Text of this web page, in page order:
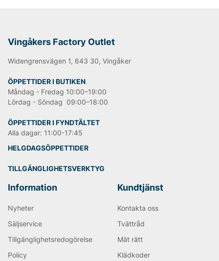
Vingåkers Factory Outlet
Widengrensvägen 1, 643 30, Vingåker
ÖPPETTIDER I BUTIKEN
Måndag - Fredag 10:00–19:00
Lördag - Söndag 09:00–18:00
ÖPPETTIDER I FYNDTÄLTET
Alla dagar: 11:00-17:45
HELGDAGSÖPPETTIDER
TILLGÄNGLIGHETSVERKTYG
Information
Nyheter
Säljservice
Tillgänglighetsredogörelse
Policy
Kundtjänst
Kontakta oss
Tvättråd
Mät rätt
Klädkoder